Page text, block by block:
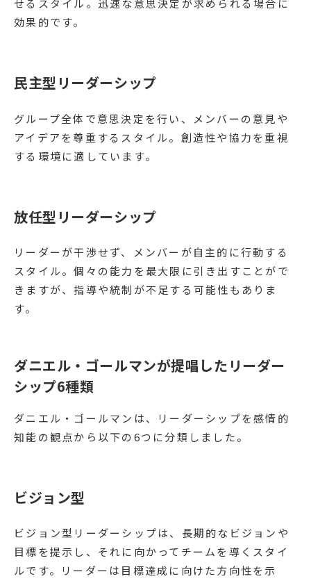
せるスタイル。迅速な意思決定が求められる場合に
効果的です。
民主型リーダーシップ
グループ全体で意思決定を行い、メンバーの意見や
アイデアを尊重するスタイル。創造性や協力を重視
する環境に適しています。
放任型リーダーシップ
リーダーが干渉せず、メンバーが自主的に行動する
スタイル。個々の能力を最大限に引き出すことがで
きますが、指導や統制が不足する可能性もありま
す。
ダニエル・ゴールマンが提唱したリーダー
シップ6種類
ダニエル・ゴールマンは、リーダーシップを感情的
知能の観点から以下の6つに分類しました。
ビジョン型
ビジョン型リーダーシップは、長期的なビジョンや
目標を提示し、それに向かってチームを導くスタイ
ルです。リーダーは目標達成に向けた方向性を示